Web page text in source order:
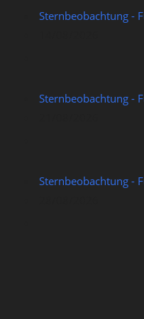
Sternbeobachtung -
Sternbeobachtung -
Sternbeobachtung -